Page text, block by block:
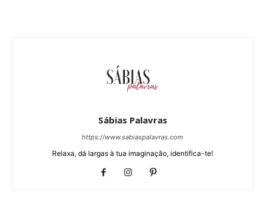
Sábias Palavras
https://www.sabiaspalavras.com
Relaxa, dá largas à tua imaginação, identifica-te!